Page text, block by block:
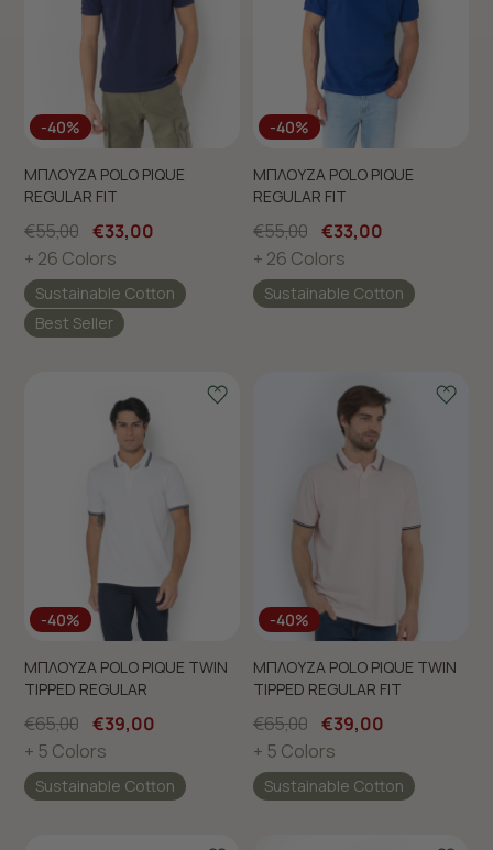
τη σελίδα Πολιτική cookies (link)
-40%
ΜΠΛΟΥΖΑ POLO PIQUE
REGULAR FIT
€55,00 €33,00
+ 26 Colors
Sustainable Cotton
Best Seller
-40%
ΜΠΛΟΥΖΑ POLO PIQUE
REGULAR FIT
€55,00 €33,00
+ 26 Colors
Sustainable Cotton
-40%
ΜΠΛΟΥΖΑ POLO PIQUE TWIN
TIPPED REGULAR
€65,00 €39,00
+ 5 Colors
Sustainable Cotton
-40%
ΜΠΛΟΥΖΑ POLO PIQUE TWIN
TIPPED REGULAR FIT
€65,00 €39,00
+ 5 Colors
Sustainable Cotton